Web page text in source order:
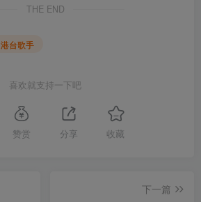
THE END
港台歌手
喜欢就支持一下吧
赞赏 分享 收藏
下一篇